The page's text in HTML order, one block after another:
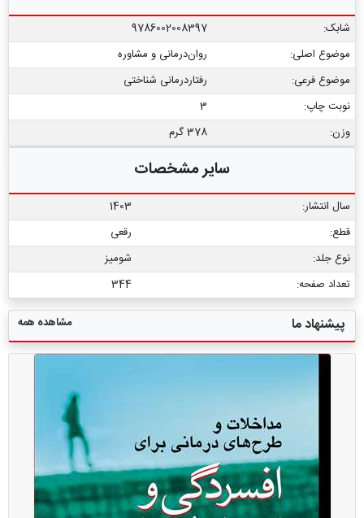
شابک:
9786002008397
موضوع اصلی:
روان‌درمانی و مشاوره
موضوع فرعی:
رفتاردرمانی شناختی
نوبت چاپ:
3
وزن:
378 گرم
سایر مشخصات
سال انتشار:
1403
قطع:
رقعی
نوع جلد:
شومیز
تعداد صفحه:
344
پیشنهاد ما مشاهده همه